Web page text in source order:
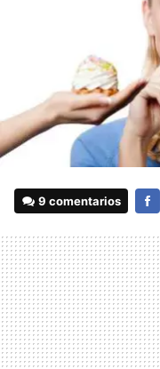
9 comentarios